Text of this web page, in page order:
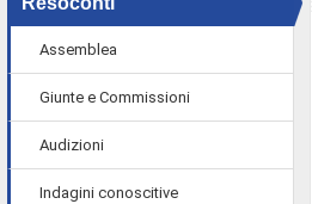
Assemblea
Giunte e Commissioni
Audizioni
Indagini conoscitive